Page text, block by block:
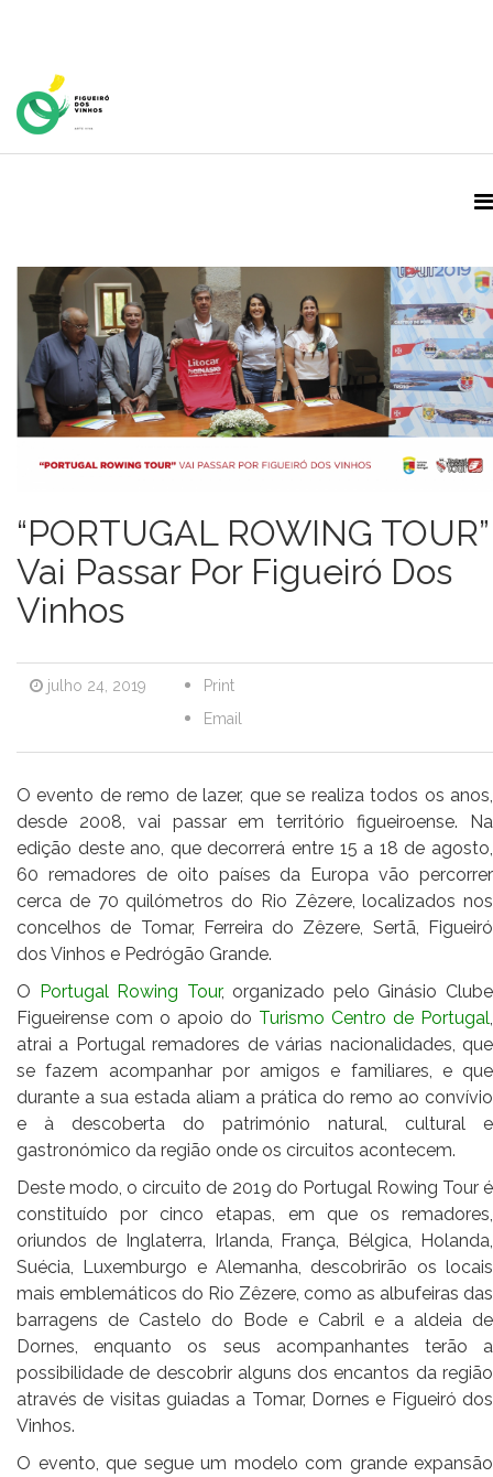
“PORTUGAL ROWING TOUR”
Vai Passar Por Figueiró Dos
Vinhos
julho 24, 2019
Print
Email
O evento de remo de lazer, que se realiza todos os anos,
desde 2008, vai passar em território figueiroense. Na
edição deste ano, que decorrerá entre 15 a 18 de agosto,
60 remadores de oito países da Europa vão percorrer
cerca de 70 quilómetros do Rio Zêzere, localizados nos
concelhos de Tomar, Ferreira do Zêzere, Sertã, Figueiró
dos Vinhos e Pedrógão Grande.
O Portugal Rowing Tour, organizado pelo Ginásio Clube
Figueirense com o apoio do Turismo Centro de Portugal,
atrai a Portugal remadores de várias nacionalidades, que
se fazem acompanhar por amigos e familiares, e que
durante a sua estada aliam a prática do remo ao convívio
e à descoberta do património natural, cultural e
gastronómico da região onde os circuitos acontecem.
Deste modo, o circuito de 2019 do Portugal Rowing Tour é
constituído por cinco etapas, em que os remadores,
oriundos de Inglaterra, Irlanda, França, Bélgica, Holanda,
Suécia, Luxemburgo e Alemanha, descobrirão os locais
mais emblemáticos do Rio Zêzere, como as albufeiras das
barragens de Castelo do Bode e Cabril e a aldeia de
Dornes, enquanto os seus acompanhantes terão a
possibilidade de descobrir alguns dos encantos da região
através de visitas guiadas a Tomar, Dornes e Figueiró dos
Vinhos.
O evento, que segue um modelo com grande expansão